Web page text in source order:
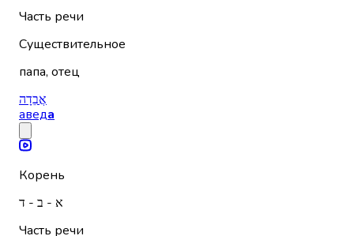
Часть речи
Существительное
папа, отец
אֲבֵדָה
аведа
Корень
א - ב - ד
Часть речи